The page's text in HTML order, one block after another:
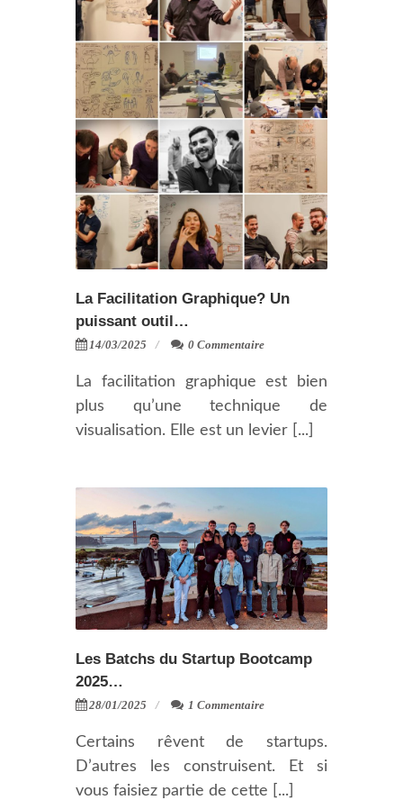
La Facilitation Graphique? Un
puissant outil…
14/03/2025 0 Commentaire
La facilitation graphique est bien
plus qu’une technique de
visualisation. Elle est un levier [...]
Les Batchs du Startup Bootcamp
2025…
28/01/2025 1 Commentaire
Certains rêvent de startups.
D’autres les construisent. Et si
vous faisiez partie de cette [...]